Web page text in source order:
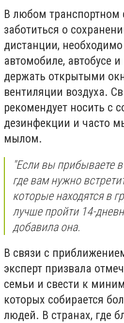
В любом транспортном
заботиться о
дистанции,
автомобиле, автобусе
держать открытыми
вентиляции воздуха.
рекомендует носить с
дезинфекции и часто
мылом.
"Если вы прибываете
где вам нужно
которые находятся в
лучше пройти 14-
добавила она.
В связи с
эксперт призвала
семьи и свести к
которых собирается
людей. В странах, где